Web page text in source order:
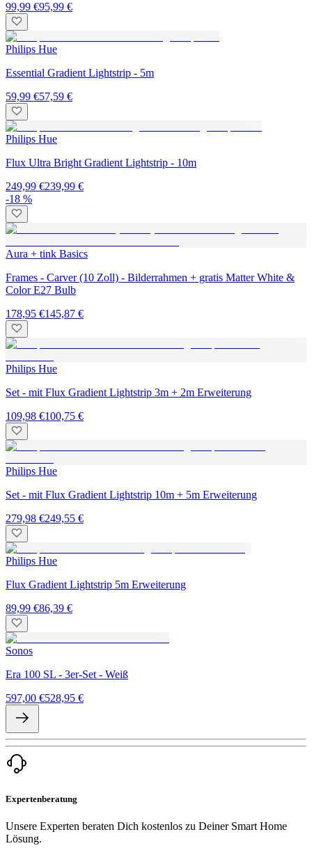
99,99 €95,99 €
Philips Hue
Essential Gradient Lightstrip - 5m
59,99 €57,59 €
Philips Hue
Flux Ultra Bright Gradient Lightstrip - 10m
249,99 €239,99 €
-18 %
Aura + tink Basics
Frames - Carver (10 Zoll) - Bilderrahmen + gratis Matter White &
Color E27 Bulb
178,95 €145,87 €
Philips Hue
Set - mit Flux Gradient Lightstrip 3m + 2m Erweiterung
109,98 €100,75 €
Philips Hue
Set - mit Flux Gradient Lightstrip 10m + 5m Erweiterung
279,98 €249,55 €
Philips Hue
Flux Gradient Lightstrip 5m Erweiterung
89,99 €86,39 €
Sonos
Era 100 SL - 3er-Set - Weiß
597,00 €528,95 €
Expertenberatung
Unsere Experten beraten Dich kostenlos zu Deiner Smart Home
Lösung.